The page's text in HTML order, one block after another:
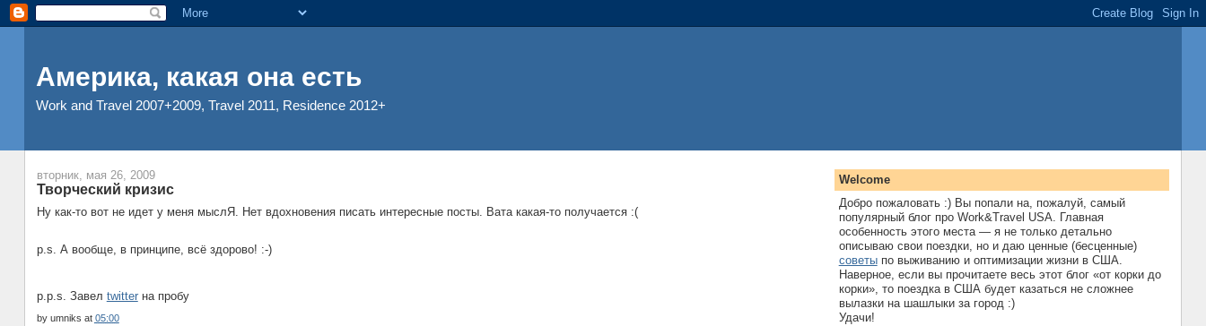
Америка, какая она есть
Work and Travel 2007+2009, Travel 2011, Residence 2012+
вторник, мая 26, 2009
Творческий кризис
Ну как-то вот не идет у меня мыслЯ. Нет вдохновения писать интересные посты. Вата какая-то получается :(
p.s. А вообще, в принципе, всё здорово! :-)
p.p.s. Завел twitterна пробу
by umniks at 05:00
Welcome
Добро пожаловать :) Вы попали на, пожалуй, самый
популярный блог про Work&Travel USA. Главная
особенность этого места — я не только детально
описываю свои поездки, но и даю ценные (бесценные)
советыпо выживанию и оптимизации жизни в США.
Наверное, если вы прочитаете весь этот блог «от корки до
корки», то поездка в США будет казаться не сложнее
вылазки на шашлыки за город :)
Удачи!